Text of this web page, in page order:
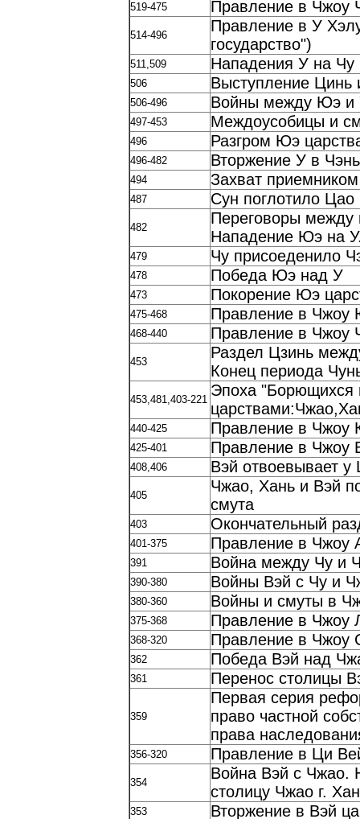
519-475 Правление в Чжоу
514-496
Правление в У
государство")
511,509 Нападения У на Чу
506 Выступление
506-496 Войны между Юэ и
497-453 Междоусобицы и
496 Разгром Юэ
496-482 Вторжение У в
494 Захват
487 Сун поглотило Цао
482
Переговоры между
Нападение Юэ на
479 Чу присоеденило
478 Победа Юэ над У
473 Покорение Юэ
475-468 Правление в Чжоу
468-440 Правление в Чжоу
453
Раздел Цзинь
Конец периода
453,481,403-221
Эпоха "Борющихся
440-425 Правление в Чжоу
425-401 Правление в Чжоу
408,406 Вэй отвоевывает у
405
Чжао, Хань и Вэй
смута
403 Окончательный
401-375 Правление в Чжоу
391 Война между Чу и
390-380 Войны Вэй с Чу и
380-360 Войны и смуты в
375-368 Правление в Чжоу
368-320 Правление в Чжоу
362 Победа Вэй над
361 Перенос столицы
359
Первая серия
право частной
права
356-320 Правление в Ци
354
Война Вэй с Чжао.
столицу Чжао г.
353 Вторжение в Вэй